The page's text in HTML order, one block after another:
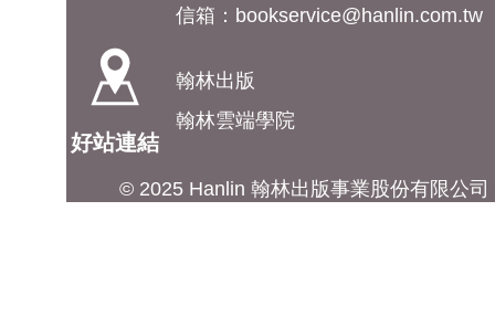
信箱： bookservice@hanlin.com.tw
好站連結
翰林出版
翰林雲端學院
© 2025 Hanlin 翰林出版事業股份有限公司